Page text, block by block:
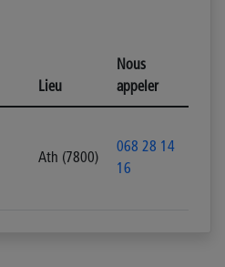
Lieu
Nous
appeler
Ath (7800)
068 28 14
16